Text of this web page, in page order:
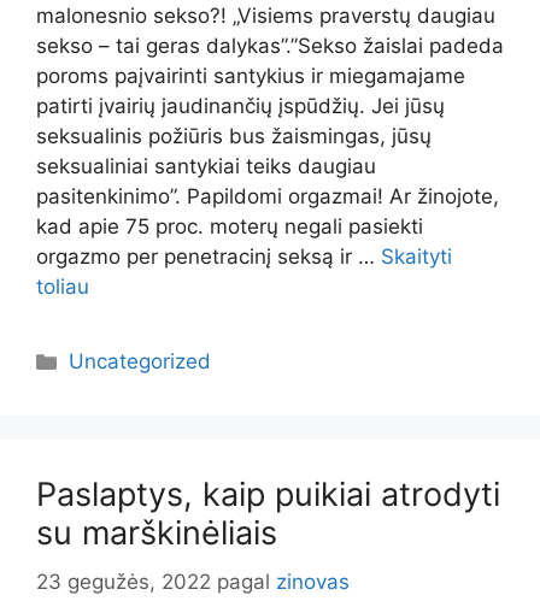
malonesnio sekso?! „Visiems praverstų daugiau
sekso – tai geras dalykas”.”Sekso žaislai padeda
poroms paįvairinti santykius ir miegamajame
patirti įvairių jaudinančių įspūdžių. Jei jūsų
seksualinis požiūris bus žaismingas, jūsų
seksualiniai santykiai teiks daugiau
pasitenkinimo”. Papildomi orgazmai! Ar žinojote,
kad apie 75 proc. moterų negali pasiekti
orgazmo per penetracinį seksą ir … Skaityti
toliau
Kategorijos
Uncategorized
Paslaptys, kaip puikiai atrodyti
su marškinėliais
23 gegužės, 2022 pagal zinovas